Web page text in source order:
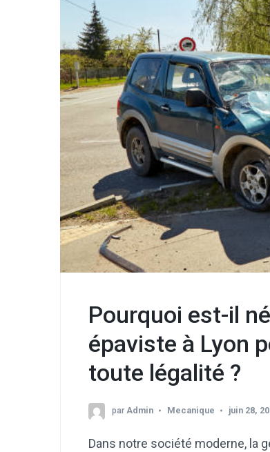
Pourquoi est-il
épaviste à Lyon
toute légalité ?
parAdmin Mecanique juin 28,
Dans notre société moderne, la